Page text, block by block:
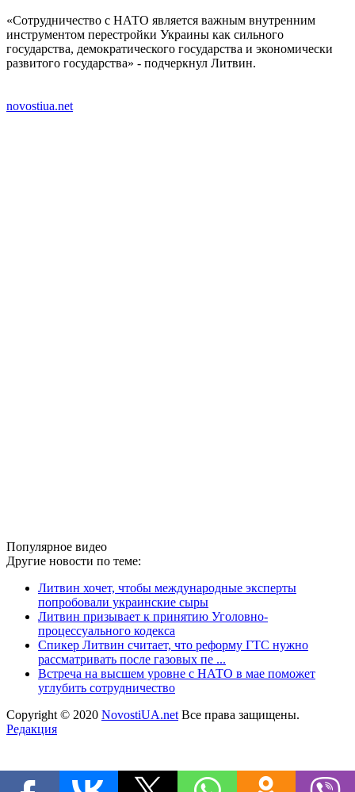
«Сотрудничество с НАТО является важным внутренним
инструментом перестройки Украины как сильного
государства, демократического государства и экономически
развитого государства» - подчеркнул Литвин.
novostiua.net
Популярное видео
Другие новости по теме:
Литвин хочет, чтобы международные эксперты
попробовали украинские сыры
Литвин призывает к принятию Уголовно-
процессуального кодекса
Спикер Литвин считает, что реформу ГТС нужно
рассматривать после газовых пе ...
Встреча на высшем уровне с НАТО в мае поможет
углубить сотрудничество
Copyright © 2020 NovostiUA.net Все права защищены.
Редакция